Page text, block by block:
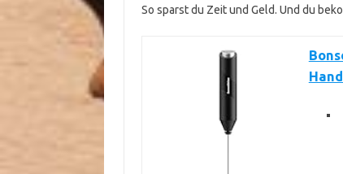
So sparst du Zeit und Geld. Und du